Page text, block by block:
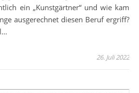
ein „Kunstgärtner“ und wie kam
ausgerechnet diesen Beruf ergriff?
26. Juli 2022